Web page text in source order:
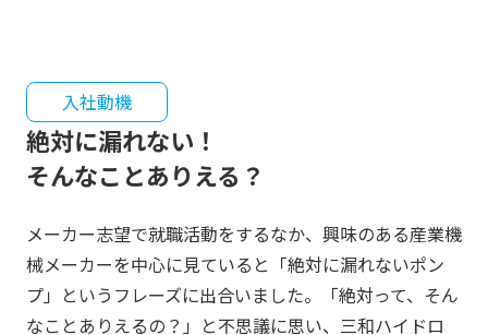
入社動機
絶対に漏れない！
そんなことありえる？
メーカー志望で就職活動をするなか、興味のある産業機
械メーカーを中心に見ていると「絶対に漏れないポン
プ」というフレーズに出合いました。「絶対って、そん
なことありえるの？」と不思議に思い、三和ハイドロ